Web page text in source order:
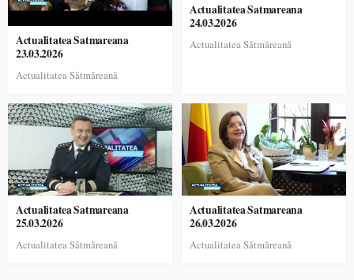
Actualitatea Satmareana
23.03.2026
Actualitatea Sătmăreană
Actualitatea Satmareana
24.03.2026
Actualitatea Sătmăreană
Actualitatea Satmareana
25.03.2026
Actualitatea Sătmăreană
Actualitatea Satmareana
26.03.2026
Actualitatea Sătmăreană